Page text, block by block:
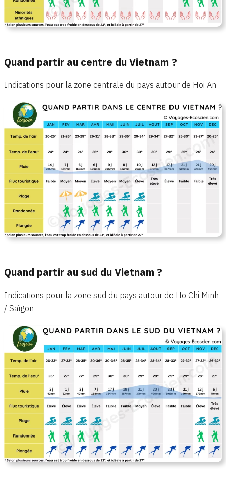
Quand partir au centre du Vietnam ?
Indications pour la zone centrale du pays autour de Hoi An
Quand partir au sud du Vietnam ?
Indications pour la zone sud du pays autour de Ho Chi Minh
/ Saïgon